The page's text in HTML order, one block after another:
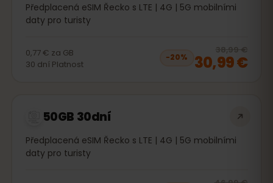
Předplacená eSIM Řecko s LTE | 4G | 5G mobilními
daty pro turisty
0,77 € za GB
30 dní Platnost
−20%
38,99 €
30,99 €
50GB 30dní
Předplacená eSIM Řecko s LTE | 4G | 5G mobilními
daty pro turisty